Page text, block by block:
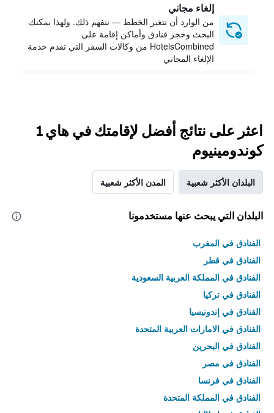
إلغاء مجاني
من الوارد أن تتغير الخطط — نتفهم ذلك. ولهذا يمكنك
البحث وحجز فنادق وأماكن إقامة على
HotelsCombined من وكالات السفر التي تقدم خدمة
الإلغاء المجاني
اعثر على نتائج أفضل لإقامتك في هاي 1
كوندومينيوم
البلدان الأكثر شعبية المدن الأكثر شعبية
البلدان التي يبحث عنها مستخدمونا
الفنادق في المغرب
الفنادق في قطر
الفنادق في المملكة العربية السعودية
الفنادق في تركيا
الفنادق في إندونيسيا
الفنادق في الامارات العربية المتحدة
الفنادق في البحرين
الفنادق في مصر
الفنادق في فرنسا
الفنادق في المملكة المتحدة